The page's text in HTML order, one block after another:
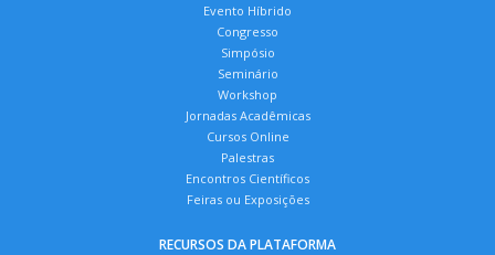
Evento Híbrido
Congresso
Simpósio
Seminário
Workshop
Jornadas Acadêmicas
Cursos Online
Palestras
Encontros Científicos
Feiras ou Exposições
RECURSOS DA PLATAFORMA